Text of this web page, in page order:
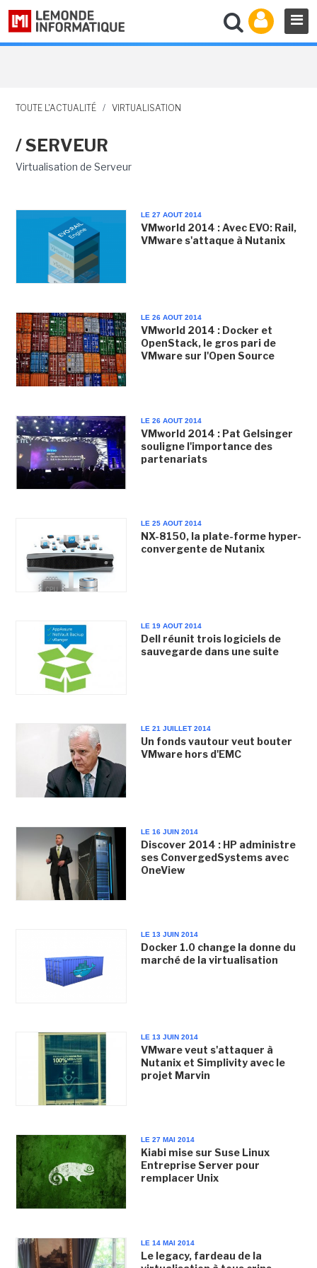
TOUTE L'ACTUALITÉ / VIRTUALISATION
/ SERVEUR
Virtualisation de Serveur
LE 27 AOUT 2014
VMworld 2014 : Avec EVO: Rail,
VMware s'attaque à Nutanix
LE 26 AOUT 2014
VMworld 2014 : Docker et
OpenStack, le gros pari de
VMware sur l'Open Source
LE 26 AOUT 2014
VMworld 2014 : Pat Gelsinger
souligne l'importance des
partenariats
LE 25 AOUT 2014
NX-8150, la plate-forme hyper-
convergente de Nutanix
LE 19 AOUT 2014
Dell réunit trois logiciels de
sauvegarde dans une suite
LE 21 JUILLET 2014
Un fonds vautour veut bouter
VMware hors d'EMC
LE 16 JUIN 2014
Discover 2014 : HP administre
ses ConvergedSystems avec
OneView
LE 13 JUIN 2014
Docker 1.0 change la donne du
marché de la virtualisation
LE 13 JUIN 2014
VMware veut s'attaquer à
Nutanix et Simplivity avec le
projet Marvin
LE 27 MAI 2014
Kiabi mise sur Suse Linux
Entreprise Server pour
remplacer Unix
LE 14 MAI 2014
Le legacy, fardeau de la